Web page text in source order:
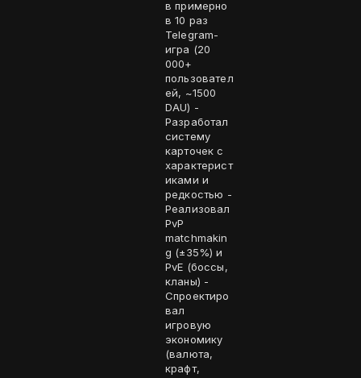
в примерно
в 10 раз
Telegram-
игра (20
000+
пользовател
ей, ~1500
DAU) -
Разработал
систему
карточек с
характерист
иками и
редкостью -
Реализовал
PvP
matchmakin
g (±35%) и
PvE (боссы,
кланы) -
Спроектиро
вал
игровую
экономику
(валюта,
крафт,